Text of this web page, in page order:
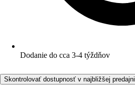
Dodanie do cca 3-4 týždňov
Skontrolovať dostupnosť v najbližšej predajni